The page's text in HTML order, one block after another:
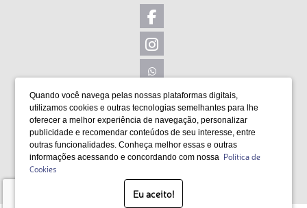
Quando você navega pelas nossas plataformas digitais,
utilizamos cookies e outras tecnologias semelhantes para lhe
oferecer a melhor experiência de navegação, personalizar
publicidade e recomendar conteúdos de seu interesse, entre
outras funcionalidades. Conheça melhor essas e outras
informações acessando e concordando com nossa Política de
Cookies
Eu aceito!
LOCALIZAÇÃO
FORMAS DE PAGAMENTO